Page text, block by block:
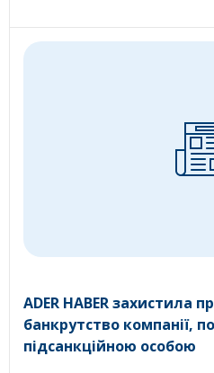
ADER HABER захистила
банкрутство компанії,
підсанкційною особою